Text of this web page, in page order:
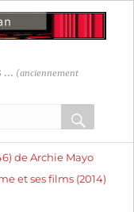
... (anciennement
OK
de Archie Mayo
et ses films (2014)